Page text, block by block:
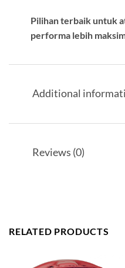
Pilihan terbaik untuk
performa lebih
Additional
Reviews (0)
RELATED PRODUCTS